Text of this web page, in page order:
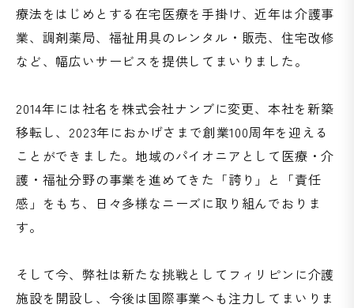
療法をはじめとする在宅医療を手掛け、近年は介護事
業、調剤薬局、福祉用具のレンタル・販売、住宅改修
など、幅広いサービスを提供してまいりました。
2014年には社名を株式会社ナンブに変更、本社を新築
移転し、2023年におかげさまで創業100周年を迎える
ことができました。地域のパイオニアとして医療・介
護・福祉分野の事業を進めてきた「誇り」と「責任
感」をもち、日々多様なニーズに取り組んでおりま
す。
そして今、弊社は新たな挑戦としてフィリピンに介護
施設を開設し、今後は国際事業へも注力してまいりま